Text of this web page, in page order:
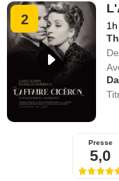
2
De
Presse
5,0